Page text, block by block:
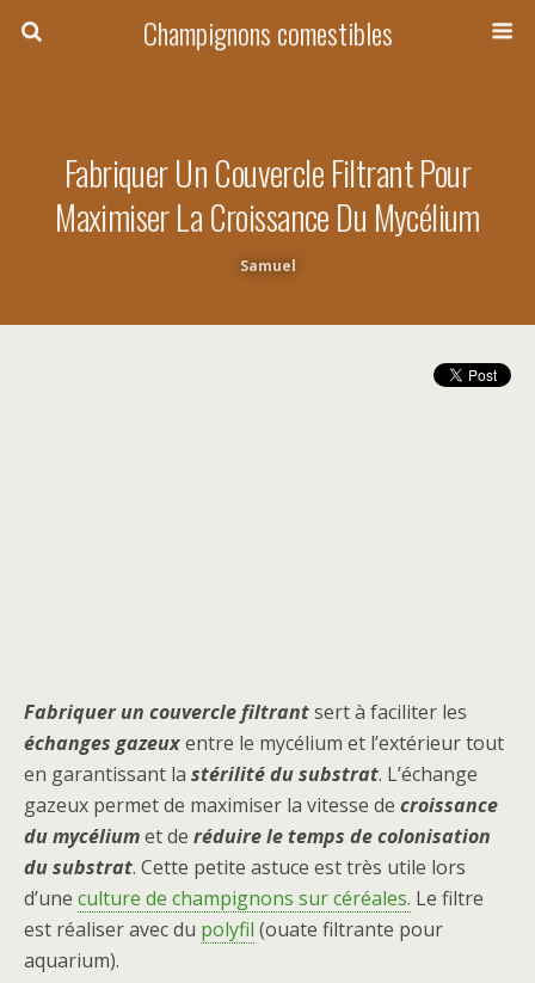
Champignons comestibles
Fabriquer Un Couvercle Filtrant Pour
Maximiser La Croissance Du Mycélium
Samuel
Fabriquer un couvercle filtrantsert à faciliter les
échanges gazeuxentre le mycélium et l’extérieur tout
en garantissant la stérilité du substrat. L’échange
gazeux permet de maximiser la vitesse de croissance
du mycéliumet de réduire le temps de colonisation
du substrat. Cette petite astuce est très utile lors
d’une culture de champignons sur céréales. Le filtre
est réaliser avec du polyfil (ouate filtrante pour
aquarium).